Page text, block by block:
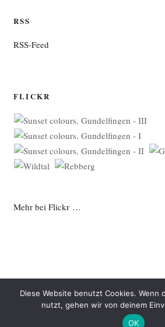
RSS
RSS-Feed
FLICKR
Mehr bei Flickr …
Datenschutzerklärung Mit Stolz präsentiert
Diese Website benutzt Cookies. Wenn
nutzt, gehen wir von deinem
OK